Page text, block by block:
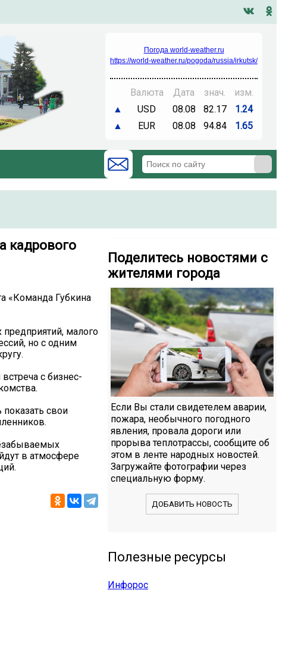
Погода world-weather.ru
https://world-weather.ru/pogoda/russia/irkutsk/
Валюта Дата знач.
изм.
▲
USD 08.08 82.17
1.24
▲
EUR 08.08 94.84 1.65
кадрового
«Команда Губкина
малого
но с одним
с бизнес-
свои
в атмосфере
Поделитесь новостями с
жителями города
Если Вы стали свидетелем аварии,
пожара, необычного погодного
явления, провала дороги или
прорыва теплотрассы, сообщите об
этом в ленте народных новостей.
Загружайте фотографии через
специальную форму.
ДОБАВИТЬ НОВОСТЬ
Полезные ресурсы
Инфорос